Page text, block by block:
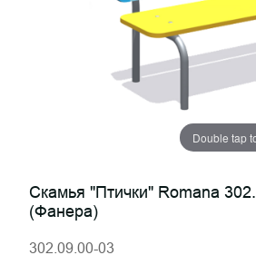
Double tap
Скамья "Птички" Romana
(фанера)
302.09.00-03